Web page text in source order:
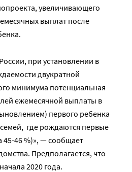
увеличивающего
выплат после
при установлении в
двукратной
минимума потенциальная
ежемесячной выплаты в
первого ребенка
семей, где рождаются первые
45-46 %)», — сообщает
Предполагается, что
2020 года.